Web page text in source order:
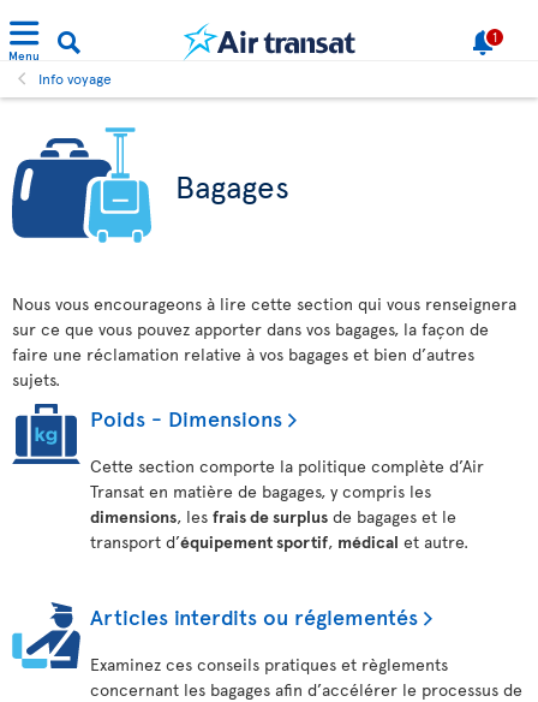
Menu
1
Info voyage
Bagages
Nous vous encourageons à lire cette section qui vous renseignera
sur ce que vous pouvez apporter dans vos bagages, la façon de
faire une réclamation relative à vos bagages et bien d’autres
sujets.
Poids - Dimensions
Cette section comporte la politique complète d’Air
Transat en matière de bagages, y compris les
dimensions, les frais de surplus de bagages et le
transport d’équipement sportif, médical et autre.
Articles interdits ou réglementés
Examinez ces conseils pratiques et règlements
concernant les bagages afin d’accélérer le processus de